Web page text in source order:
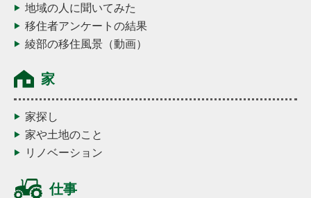
地域の人に聞いてみた
移住者アンケートの結果
綾部の移住風景（動画）
家
家探し
家や土地のこと
リノベーション
仕事